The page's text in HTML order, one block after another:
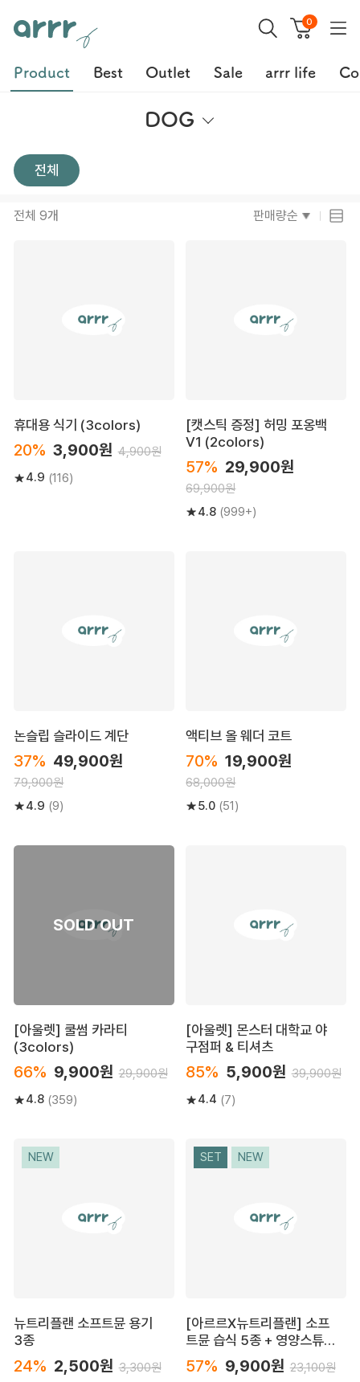
0
Product Best Outlet Sale arrr life
DOG
전체
전체9개 판매량순
휴대용 식기 (3colors)
20% 3,900원 4,900원
4.9 (116)
[캣스틱 증정] 허밍 포옹백
V1 (2colors)
57% 29,900원
69,900원
4.8 (999+)
논슬립 슬라이드 계단
37% 49,900원
79,900원
4.9 (9)
액티브 올 웨더 코트
70% 19,900원
68,000원
5.0 (51)
[아울렛] 쿨썸 카라티
(3colors)
66% 9,900원 29,900원
4.8 (359)
[아울렛] 몬스터 대학교 야
구점퍼 & 티셔츠
85% 5,900원 39,900원
4.4 (7)
NEW
뉴트리플랜 소프트뮨 용기
3종
24% 2,500원 3,300원
SET NEW
[아르르X뉴트리플랜] 소프
트뮨 습식 5종 + 영양스튜 2
종
57% 9,900원 23,100원